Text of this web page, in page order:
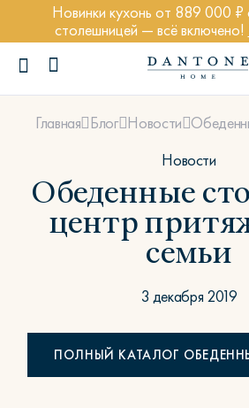
Новинки кухонь от 889 000 ₽
столешницей — всё включено!
ПОПУЛЯРНЫЕ ЗАПРОСЫ
Стул Престон
Textures
Главная Блог Новости
Новости
Обеденные
центр
семьи
3 декабря 2019
ПОЛНЫЙ КАТАЛОГ